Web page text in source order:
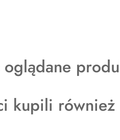
kupili również